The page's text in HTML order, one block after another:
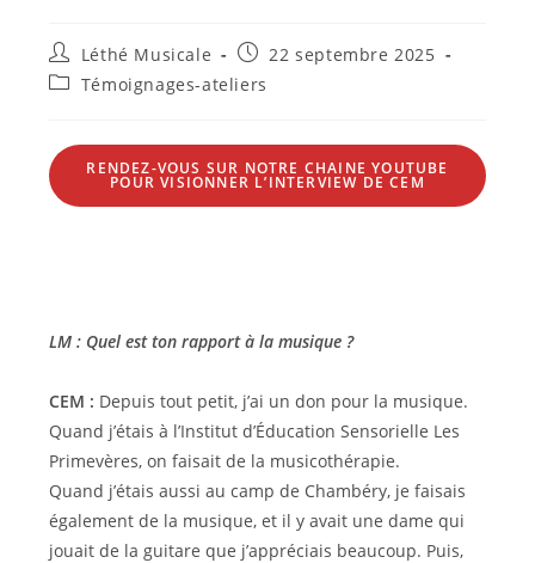
Auteur/autrice
de
la
Léthé Musicale
Publication
publiée :
22 septembre 2025
PostTémoignages-ateliers
RENDEZ-VOUS SUR NOTRE CHAINE YOUTUBE
POUR VISIONNER L’INTERVIEW DE CEM
LM : Quel est ton rapport à la musique ?
CEM : Depuis tout petit, j’ai un don pour la musique.
Quand j’étais à l’Institut d’Éducation Sensorielle Les
Primevères, on faisait de la musicothérapie.
Quand j’étais aussi au camp de Chambéry, je faisais
également de la musique, et il y avait une dame qui
jouait de la guitare que j’appréciais beaucoup. Puis,